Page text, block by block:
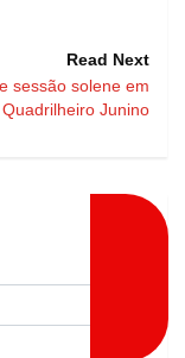
Read Next
sessão solene em
Junino